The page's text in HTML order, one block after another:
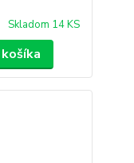
Skladom 14 KS